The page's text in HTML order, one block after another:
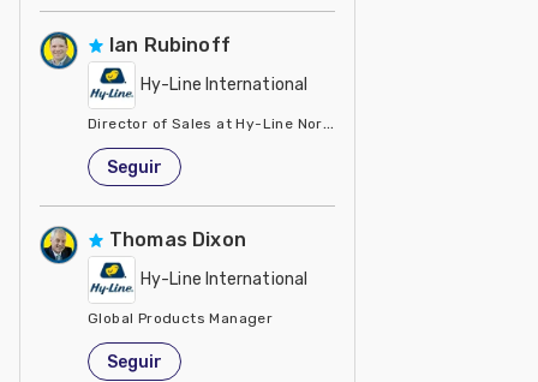
Ian Rubinoff
Hy-Line International
Director of Sales at Hy-Line North America L.L.C.
Estados Unidos de América
Seguir
Thomas Dixon
Hy-Line International
Global Products Manager
Estados Unidos de América
Seguir